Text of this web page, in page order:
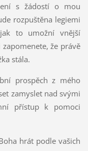
s žádostí o mou
rozpuštěna legiemi
to umožní vnější
že právě
stála.
prospěch z mého
zamyslet nad svými
přístup k pomoci
hrát podle vašich